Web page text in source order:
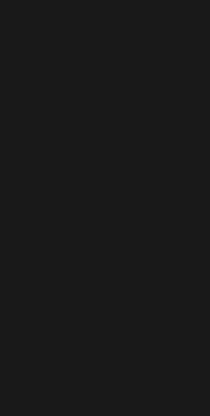
nueva ventana)
nueva ventana)